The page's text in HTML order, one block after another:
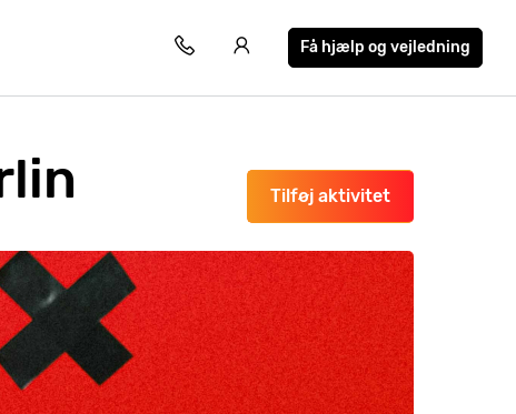
Få hjælp og vejledning
Tilføj aktivitet